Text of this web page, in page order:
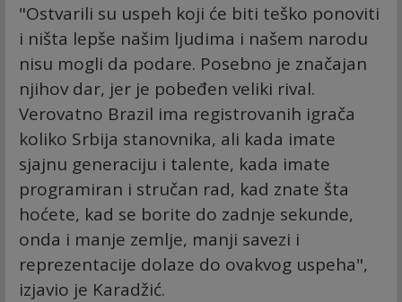
"Ostvarili su uspeh koji će biti teško ponoviti
i ništa lepše našim ljudima i našem narodu
nisu mogli da podare. Posebno je značajan
njihov dar, jer je pobeđen veliki rival.
Verovatno Brazil ima registrovanih igrača
koliko Srbija stanovnika, ali kada imate
sjajnu generaciju i talente, kada imate
programiran i stručan rad, kad znate šta
hoćete, kad se borite do zadnje sekunde,
onda i manje zemlje, manji savezi i
reprezentacije dolaze do ovakvog uspeha",
izjavio je Karadžić.